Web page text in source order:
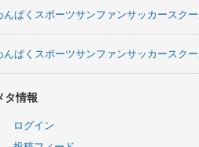
んぱくスポーツサンファンサッカースク
んぱくスポーツサンファンサッカースク
タ情報
ログイン